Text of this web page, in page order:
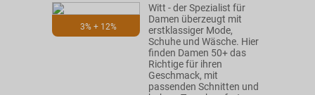
3% + 12%
Witt - der Spezialist für
Damen überzeugt mit
erstklassiger Mode,
Schuhe und Wäsche. Hier
finden Damen 50+ das
Richtige für ihren
Geschmack, mit
passenden Schnitten und